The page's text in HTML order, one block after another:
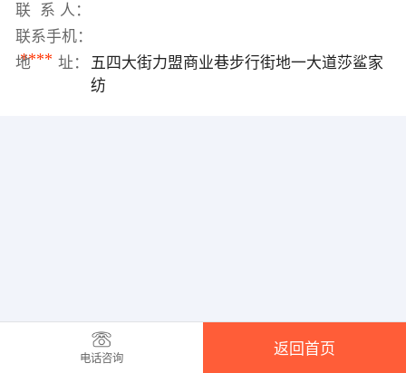
联 系 人：
联系手机：
****
地 址：
五四大街力盟商业巷步行街地一大道莎鲨家
纺
电话咨询
返回首页